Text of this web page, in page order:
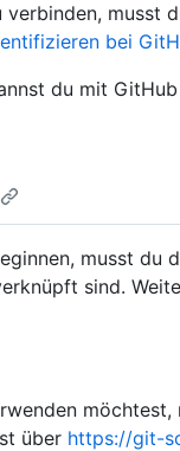
musst
bei
du mit
musst du
sind.
über https://git-